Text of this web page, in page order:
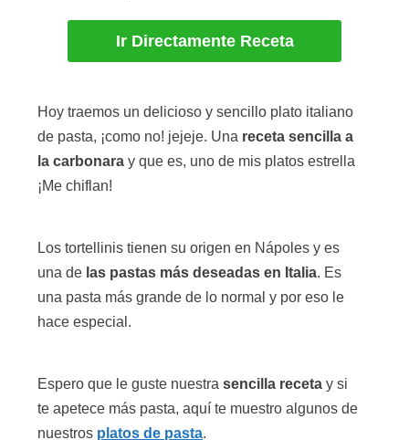
Ir Directamente Receta
Hoy traemos un delicioso y sencillo plato italiano
de pasta, ¡como no! jejeje. Una receta sencilla a
la carbonara y que es, uno de mis platos estrella
¡Me chiflan!
Los tortellinis tienen su origen en Nápoles y es
una de las pastas más deseadas en Italia. Es
una pasta más grande de lo normal y por eso le
hace especial.
Espero que le guste nuestra sencilla receta y si
te apetece más pasta, aquí te muestro algunos de
nuestros platos de pasta.